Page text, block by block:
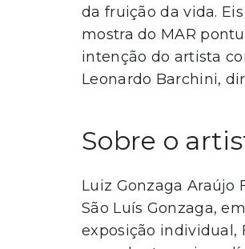
da fruição da vida.
mostra do MAR
intenção do artista
Leonardo Barchini,
Sobre o
Luiz Gonzaga Araújo
São Luís Gonzaga,
exposição individual,